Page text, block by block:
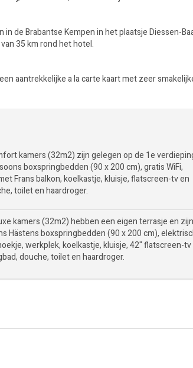
de Brabantse Kempen in het plaatsje Diessen-
35 km rond het hotel.
aantrekkelijke a la carte kaart met zeer
kamers (32m2) zijn gelegen op de 1e
boxspringbedden (90 x 200 cm), gratis WiFi,
Frans balkon, koelkastje, kluisje, flatscreen-tv en
toilet en haardroger.
kamers (32m2) hebben een eigen terrasje en
Hästens boxspringbedden (90 x 200 cm),
werkplek, koelkastje, kluisje, 42" flatscreen-
douche, toilet en haardroger.